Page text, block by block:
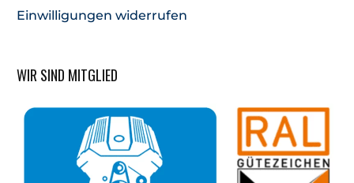
Einwilligungen widerrufen
WIR SIND MITGLIED